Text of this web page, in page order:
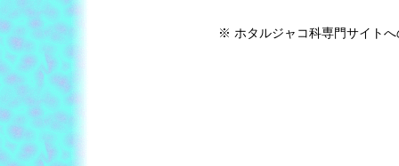
※ ホタルジャコ科専門サイト